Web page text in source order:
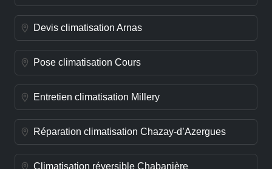
Devis climatisation Arnas
Pose climatisation Cours
Entretien climatisation Millery
Réparation climatisation Chazay-d’Azergues
Climatisation réversible Chabanière